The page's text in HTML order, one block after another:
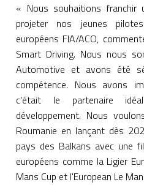
« Nous souhaitions franchir
projeter nos jeunes
européens FIA/ACO,
Smart Driving. Nous nous
Automotive et avons été
compétence. Nous avons
c'était le partenaire
développement. Nous
Roumanie en lançant dès
pays des Balkans avec une
européens comme la Ligier
Mans Cup et l'European Le